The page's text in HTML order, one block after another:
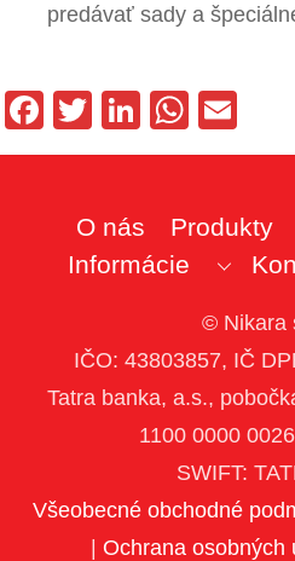
predávať sady a
F
a
k
T
wi
er
Li
n
e
dI
W
h
s
p
m
O nás Produkty
Informácie
© Nikara
IČO: 43803857, IČ
Tatra banka, a.s.,
1100 0000
SWIFT:
Všeobecné obchodné
Ochrana osobných